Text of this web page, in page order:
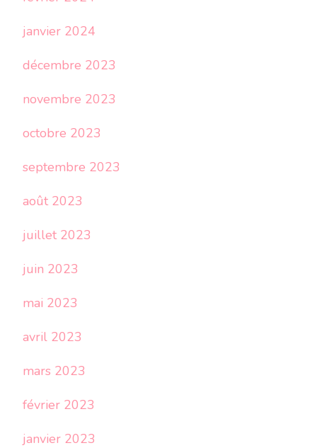
janvier 2024
décembre 2023
novembre 2023
octobre 2023
septembre 2023
août 2023
juillet 2023
juin 2023
mai 2023
avril 2023
mars 2023
février 2023
janvier 2023